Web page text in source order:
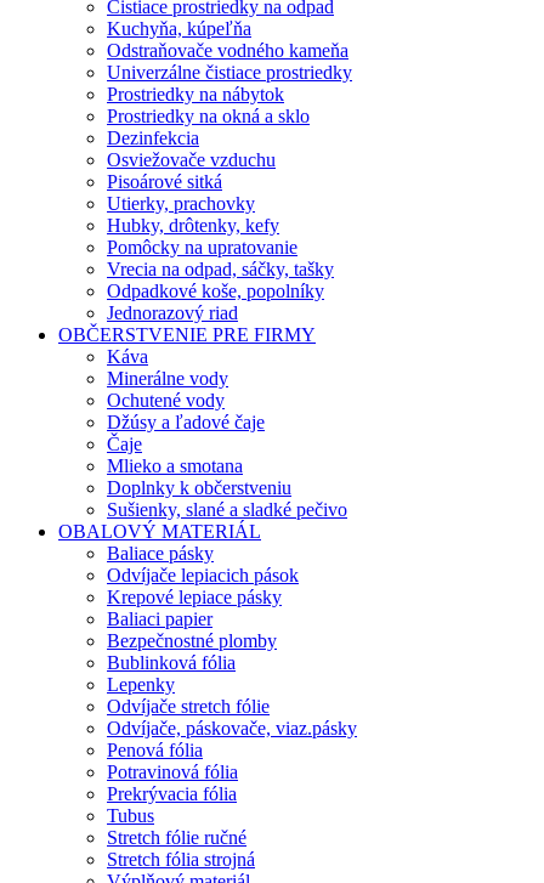
Čistiace prostriedky na odpad
Kuchyňa, kúpeľňa
Odstraňovače vodného kameňa
Univerzálne čistiace prostriedky
Prostriedky na nábytok
Prostriedky na okná a sklo
Dezinfekcia
Osviežovače vzduchu
Pisoárové sitká
Utierky, prachovky
Hubky, drôtenky, kefy
Pomôcky na upratovanie
Vrecia na odpad, sáčky, tašky
Odpadkové koše, popolníky
Jednorazový riad
OBČERSTVENIE PRE FIRMY
Káva
Minerálne vody
Ochutené vody
Džúsy a ľadové čaje
Čaje
Mlieko a smotana
Doplnky k občerstveniu
Sušienky, slané a sladké pečivo
OBALOVÝ MATERIÁL
Baliace pásky
Odvíjače lepiacich pások
Krepové lepiace pásky
Baliaci papier
Bezpečnostné plomby
Bublinková fólia
Lepenky
Odvíjače stretch fólie
Odvíjače, páskovače, viaz.pásky
Penová fólia
Potravinová fólia
Prekrývacia fólia
Tubus
Stretch fólie ručné
Stretch fólia strojná